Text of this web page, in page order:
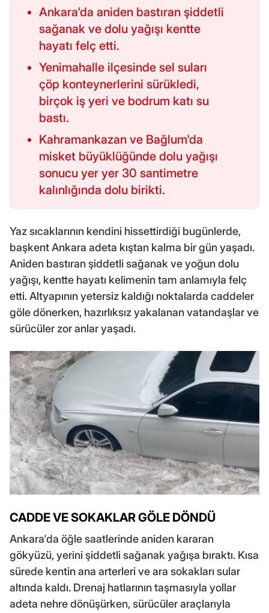
Ankara'da aniden bastıran şiddetli
sağanak ve dolu yağışı kentte
hayatı felç etti.
Yenimahalle ilçesinde sel suları
çöp konteynerlerini sürükledi,
birçok iş yeri ve bodrum katı su
bastı.
Kahramankazan ve Bağlum'da
misket büyüklüğünde dolu yağışı
sonucu yer yer 30 santimetre
kalınlığında dolu birikti.
Yaz sıcaklarının kendini hissettirdiği bugünlerde,
başkent Ankara adeta kıştan kalma bir gün yaşadı.
Aniden bastıran şiddetli sağanak ve yoğun dolu
yağışı, kentte hayatı kelimenin tam anlamıyla felç
etti. Altyapının yetersiz kaldığı noktalarda caddeler
göle dönerken, hazırlıksız yakalanan vatandaşlar ve
sürücüler zor anlar yaşadı.
CADDE VE SOKAKLAR GÖLE DÖNDÜ
Ankara'da öğle saatlerinde aniden kararan
gökyüzü, yerini şiddetli sağanak yağışa bıraktı. Kısa
sürede kentin ana arterleri ve ara sokakları sular
altında kaldı. Drenaj hatlarının taşmasıyla yollar
adeta nehre dönüşürken, sürücüler araçlarıyla